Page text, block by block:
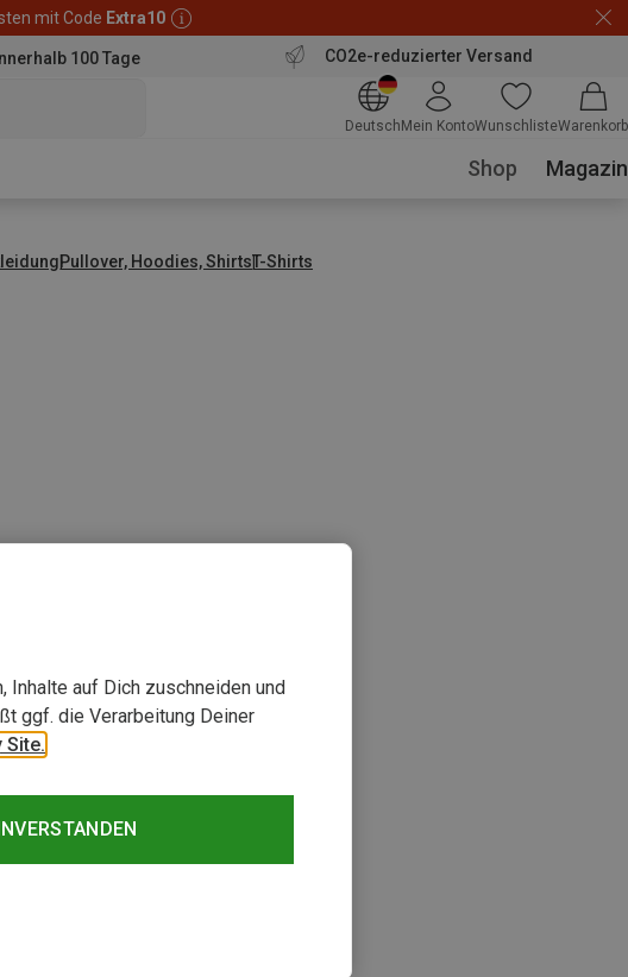
mit Code Extra10
100 Tage CO2e-reduzierter Versand
Deutsch Mein KontoWunschlisteWarenkorb
Shop Magazin
Pullover, Hoodies, ShirtsT-Shirts
auf Dich zuschneiden und
ggf. die Verarbeitung Deiner
Site.